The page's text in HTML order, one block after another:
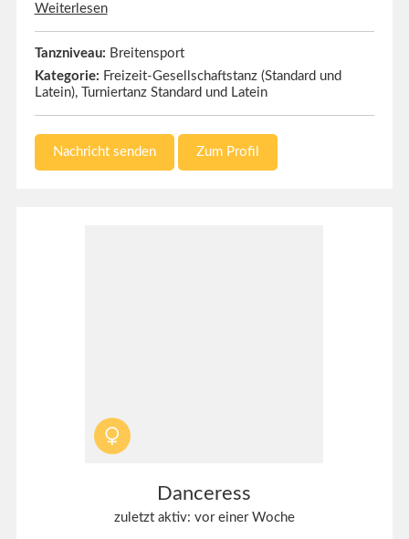
Weiterlesen
Tanzniveau: Breitensport
Kategorie: Freizeit-Gesellschaftstanz (Standard und
Latein), Turniertanz Standard und Latein
Nachricht senden Zum Profil
Danceress
zuletzt aktiv: vor einer Woche